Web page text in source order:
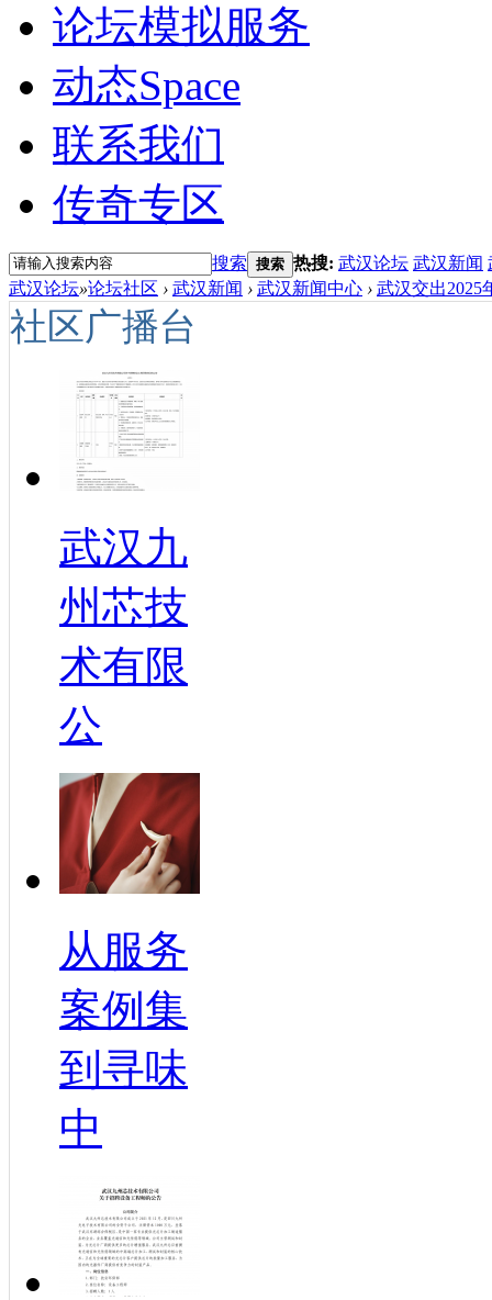
论坛模拟服务
动态Space
联系我们
传奇专区
搜索 搜索 热搜: 武汉论坛 武汉新闻
武汉论坛»论坛社区 › 武汉新闻 › 武汉新闻中心 › 武汉交出2025
社区广播台
武汉九
州芯技
术有限
公
从服务
案例集
到寻味
中